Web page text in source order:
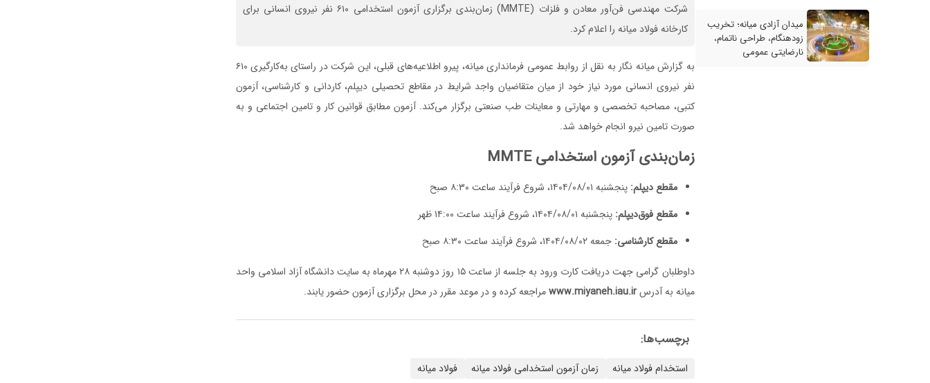
میدان آزادی میانه؛ تخریب
زودهنگام، طراحی ناتمام،
نارضایتی عمومی
شرکت مهندسی فن‌آور معادن و فلزات (MMTE) زمان‌بندی برگزاری آزمون استخدامی ۶۱۰ نفر نیروی انسانی برای
کارخانه فولاد میانه را اعلام کرد.
به گزارش میانه نگار به نقل از روابط عمومی فرمانداری میانه، پیرو اطلاعیه‌های قبلی، این شرکت در راستای به‌کارگیری ۶۱۰
نفر نیروی انسانی مورد نیاز خود از میان متقاضیان واجد شرایط در مقاطع تحصیلی دیپلم، کاردانی و کارشناسی، آزمون
کتبی، مصاحبه تخصصی و مهارتی و معاینات طب صنعتی برگزار می‌کند. آزمون مطابق قوانین کار و تامین اجتماعی و به
صورت تامین نیرو انجام خواهد شد.
زمان‌بندی آزمون استخدامی MMTE
مقطع دیپلم: پنجشنبه ۱۴۰۴/۰۸/۰۱، شروع فرآیند ساعت ۸:۳۰ صبح
مقطع فوق‌دیپلم: پنجشنبه ۱۴۰۴/۰۸/۰۱، شروع فرآیند ساعت ۱۴:۰۰ ظهر
مقطع کارشناسی: جمعه ۱۴۰۴/۰۸/۰۲، شروع فرآیند ساعت ۸:۳۰ صبح
داوطلبان گرامی جهت دریافت کارت ورود به جلسه از ساعت ۱۵ روز دوشنبه ۲۸ مهرماه به سایت دانشگاه آزاد اسلامی واحد
میانه به آدرسwww.miyaneh.iau.irمراجعه کرده و در موعد مقرر در محل برگزاری آزمون حضور یابند.
برچسب‌ها:
استخدام فولاد میانه زمان آزمون استخدامی فولاد میانه فولاد میانه